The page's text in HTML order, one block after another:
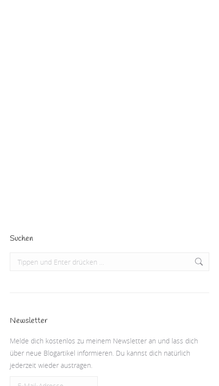
Suchen
Search:
Newsletter
Melde dich kostenlos zu meinem Newsletter an und lass dich
über neue Blogartikel informieren. Du kannst dich natürlich
jederzeit wieder austragen.